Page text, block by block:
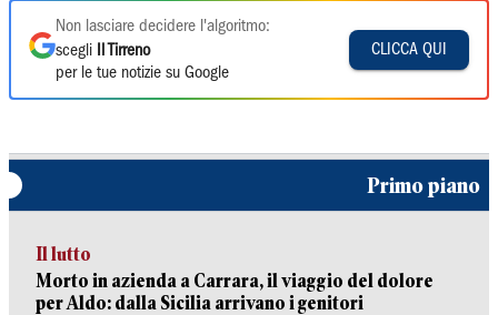
Non lasciare decidere l'algoritmo:
scegli
Il Tirreno
per le tue notizie su Google
CLICCA QUI
Primo piano
Il lutto
Morto in azienda a Carrara, il viaggio del dolore
per Aldo: dalla Sicilia arrivano i genitori